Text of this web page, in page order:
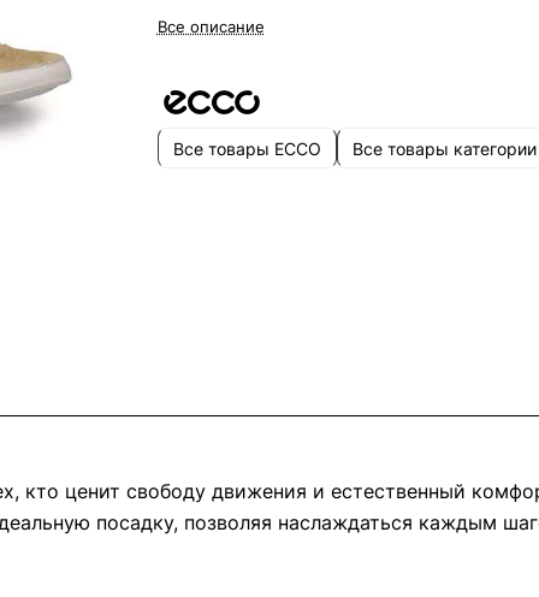
Все описание
Все товары ECCO Все товары категории
кто ценит свободу движения и естественный
посадку, позволяя наслаждаться каждым